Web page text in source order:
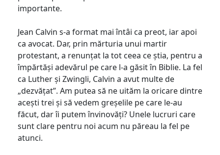
importante.
Jean Calvin s-a format mai întâi ca preot, iar apoi
ca avocat. Dar, prin mărturia unui martir
protestant, a renunțat la tot ceea ce știa, pentru a
împărtăși adevărul pe care l-a găsit în Biblie. La fel
ca Luther și Zwingli, Calvin a avut multe de
„dezvățat”. Am putea să ne uităm la oricare dintre
acești trei și să vedem greșelile pe care le-au
făcut, dar îi putem învinovăți? Unele lucruri care
sunt clare pentru noi acum nu păreau la fel pe
atunci.